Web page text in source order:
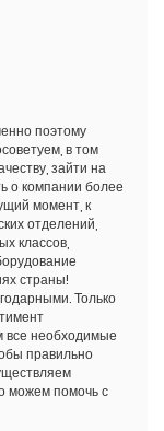
поэтому
в том
зайти на
о компании более
момент, к
отделений,
классов,
страны!
Только
все необходимые
правильно
можем помочь с